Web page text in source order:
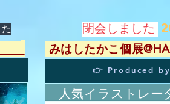
閉会しました
みはしたかこ個展
👉 Produced
人気イラストレー